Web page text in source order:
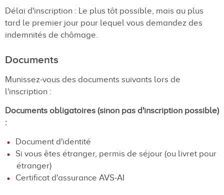
Délai d'inscription : Le plus tôt possible, mais au plus
tard le premier jour pour lequel vous demandez des
indemnités de chômage.
Documents
Munissez-vous des documents suivants lors de
l'inscription :
Documents obligatoires (sinon pas d'inscription possible)
:
Document d'identité
Si vous êtes étranger, permis de séjour (ou livret pour
étranger)
Certificat d'assurance AVS-AI